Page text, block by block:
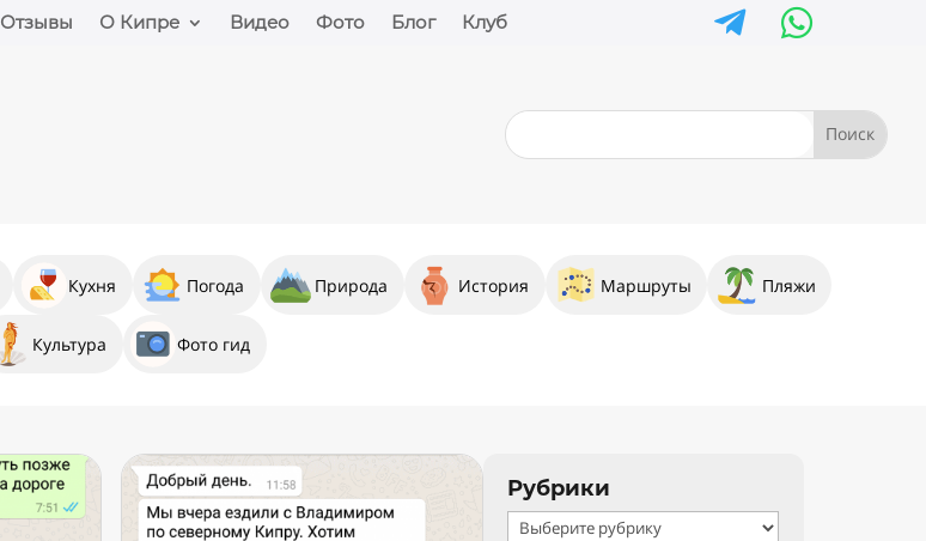
Отзывы О Кипре Видео Фото Блог Клуб  
Кухня Погода Природа История Маршруты Пляжи
Культура Фото гид
Рубрики
Рубрики